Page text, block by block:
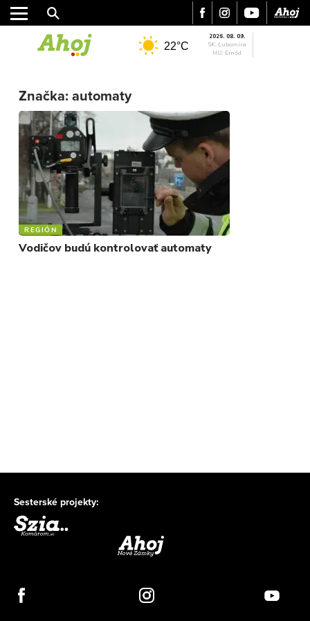
ŠPORT
KULTÚRA
FOTKY
VIDEO
MIX
22°C
2026. 08. 09.
SK: Ľubomíra
HU: Emőd
Značka: automaty
REGIÓN
Vodičov budú kontrolovať automaty
Sesterské projekty: